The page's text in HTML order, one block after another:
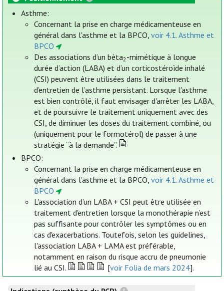
Asthme:
Concernant la prise en charge médicamenteuse en
général dans l'asthme et la BPCO,voir 4.1. Asthme et
BPCO
Des associations d’un bèta2-mimétique à longue
durée d’action (LABA) et d’un corticostéroïde inhalé
(CSI) peuvent être utilisées dans le traitement
d’entretien de l’asthme persistant. Lorsque l'asthme
est bien contrôlé, il faut envisager d'arrêter les LABA,
et de poursuivre le traitement uniquement avec des
CSI, de diminuer les doses du traitement combiné, ou
(uniquement pour le formotérol) de passer à une
stratégie “à la demande”.
BPCO:
Concernant la prise en charge médicamenteuse en
général dans l'asthme et la BPCO,voir 4.1. Asthme et
BPCO
L'association d’un LABA + CSI peut être utilisée en
traitement d'entretien lorsque la monothérapie n’est
pas suffisante pour contrôler les symptômes ou en
cas d'exacerbations. Toutefois, selon les guidelines,
l'association LABA + LAMA est préférable,
notamment en raison du risque accru de pneumonie
lié au CSI.
[voir Folia de mars 2024].